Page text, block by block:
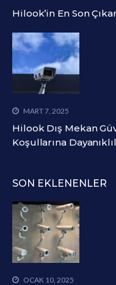
Hilook’in En Son
MART 7, 2025
Hilook Dış Mekan
Koşullarına
SON EKLENENLER
OCAK 10, 2025